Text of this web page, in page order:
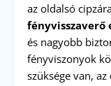
az oldalsó
fényvisszaverő
és nagyobb
fényviszonyok
szüksége van, az